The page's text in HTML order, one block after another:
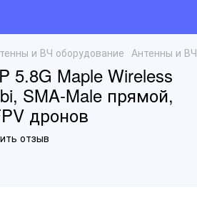
и ВЧ оборудование Антенны и
5.8G Maple Wireless
SMA-Male прямой,
дронов
отзыв